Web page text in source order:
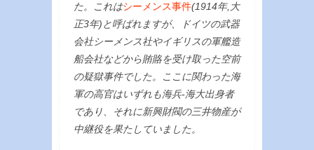
た。これはシーメンス事件(1914年,大
正3年)と呼ばれますが、ドイツの武器
会社シーメンス社やイギリスの軍艦造
船会社などから賄賂を受け取った空前
の疑獄事件でした。ここに関わった海
軍の高官はいずれも海兵-海大出身者
であり、それに新興財閥の三井物産が
中継役を果たしていました。